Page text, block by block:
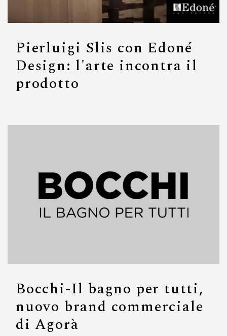
Pierluigi Slis con Edoné
Design: l'arte incontra il
prodotto
Bocchi-Il bagno per tutti,
nuovo brand commerciale
di Agorà